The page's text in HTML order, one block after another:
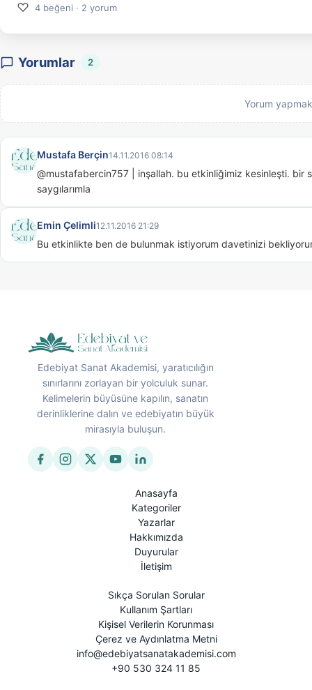
♡ 4 beğeni · 2 yorum
Yorumlar 2
Yorum
Mustafa Berçin14.11.2016 08:14
@mustafabercin757 | inşallah. bu etkinliğimiz kesinleşti.
saygılarımla
Emin Çelimli12.11.2016 21:29
Bu etkinlikte ben de bulunmak istiyorum davetinizi
Edebiyat Sanat Akademisi, yaratıcılığın
sınırlarını zorlayan bir yolculuk sunar.
Kelimelerin büyüsüne kapılın, sanatın
derinliklerine dalın ve edebiyatın büyük
mirasıyla buluşun.
Anasayfa
Kategoriler
Yazarlar
Hakkımızda
Duyurular
İletişim
Sıkça Sorulan Sorular
Kullanım Şartları
Kişisel Verilerin Korunması
Çerez ve Aydınlatma Metni
info@edebiyatsanatakademisi.com
+90 530 324 11 85